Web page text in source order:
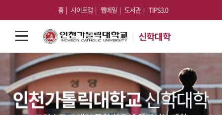
홈 사이트맵 웹메일 도서관 TIPS3.0